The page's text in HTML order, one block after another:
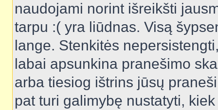
naudojami norint išreikšti
tarpu :( yra liūdnas. Visą
lange. Stenkitės
labai apsunkina pranešimo
arba tiesiog ištrins jūsų
pat turi galimybę nustatyti,